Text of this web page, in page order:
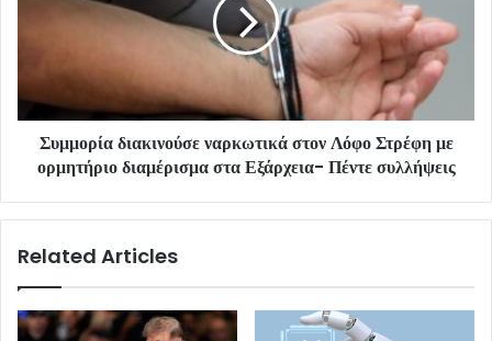
Συμμορία διακινούσε ναρκωτικά στον Λόφο Στρέφη με
ορμητήριο διαμέρισμα στα Εξάρχεια- Πέντε συλλήψεις
Related Articles